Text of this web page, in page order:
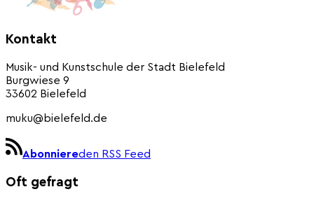
Kontakt
Musik- und Kunstschule der Stadt Bielefeld
Burgwiese 9
33602 Bielefeld
muku@bielefeld.de
Abonniereden RSS Feed
Oft gefragt